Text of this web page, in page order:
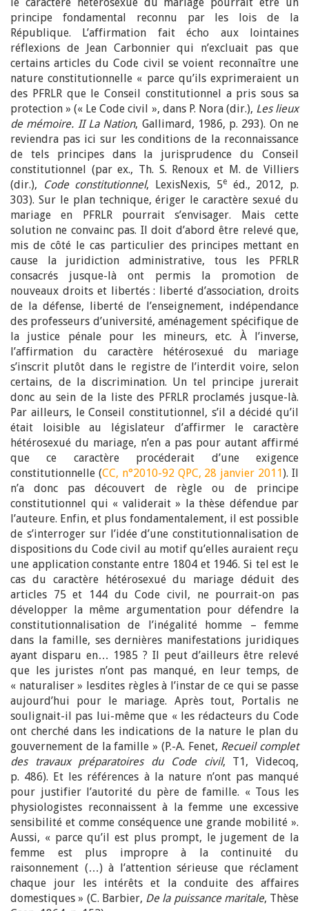
principe fondamental reconnu par les lois de la
République. L’affirmation fait écho aux lointaines
réflexions de Jean Carbonnier qui n’excluait pas que
certains articles du Code civil se voient reconnaître une
nature constitutionnelle « parce qu’ils exprimeraient un
des PFRLR que le Conseil constitutionnel a pris sous sa
protection » (« Le Code civil », dans P. Nora (dir.), Les lieux
de mémoire. II La Nation, Gallimard, 1986, p. 293). On ne
reviendra pas ici sur les conditions de la reconnaissance
de tels principes dans la jurisprudence du Conseil
constitutionnel (par ex., Th. S. Renoux et M. de Villiers
(dir.),
Code constitutionnel, LexisNexis, 5eéd., 2012, p.
303). Sur le plan technique, ériger le caractère sexué du
mariage en PFRLR pourrait s’envisager. Mais cette
solution ne convainc pas. Il doit d’abord être relevé que,
mis de côté le cas particulier des principes mettant en
cause la juridiction administrative, tous les PFRLR
consacrés jusque-là ont permis la promotion de
nouveaux droits et libertés : liberté d’association, droits
de la défense, liberté de l’enseignement, indépendance
des professeurs d’université, aménagement spécifique de
la justice pénale pour les mineurs, etc. À l’inverse,
l’affirmation du caractère hétérosexué du mariage
s’inscrit plutôt dans le registre de l’interdit voire, selon
certains, de la discrimination. Un tel principe jurerait
donc au sein de la liste des PFRLR proclamés jusque-là.
Par ailleurs, le Conseil constitutionnel, s’il a décidé qu’il
était loisible au législateur d’affirmer le caractère
hétérosexué du mariage, n’en a pas pour autant affirmé
que ce caractère procéderait d’une exigence
constitutionnelle (CC, n°2010-92 QPC, 28 janvier 2011). Il
n’a donc pas découvert de règle ou de principe
constitutionnel qui « validerait » la thèse défendue par
l’auteure. Enfin, et plus fondamentalement, il est possible
de s’interroger sur l’idée d’une constitutionnalisation de
dispositions du Code civil au motif qu’elles auraient reçu
une application constante entre 1804 et 1946. Si tel est le
cas du caractère hétérosexué du mariage déduit des
articles 75 et 144 du Code civil, ne pourrait-on pas
développer la même argumentation pour défendre la
constitutionnalisation de l’inégalité homme – femme
dans la famille, ses dernières manifestations juridiques
ayant disparu en… 1985 ? Il peut d’ailleurs être relevé
que les juristes n’ont pas manqué, en leur temps, de
« naturaliser » lesdites règles à l’instar de ce qui se passe
aujourd’hui pour le mariage. Après tout, Portalis ne
soulignait-il pas lui-même que « les rédacteurs du Code
ont cherché dans les indications de la nature le plan du
gouvernement de la famille » (P.-A. Fenet, Recueil complet
des travaux préparatoires du Code civil, T1, Videcoq,
p. 486). Et les références à la nature n’ont pas manqué
pour justifier l’autorité du père de famille. « Tous les
physiologistes reconnaissent à la femme une excessive
sensibilité et comme conséquence une grande mobilité ».
Aussi, « parce qu’il est plus prompt, le jugement de la
femme est plus impropre à la continuité du
raisonnement (…) à l’attention sérieuse que réclament
chaque jour les intérêts et la conduite des affaires
domestiques » (C. Barbier, De la puissance maritale, Thèse